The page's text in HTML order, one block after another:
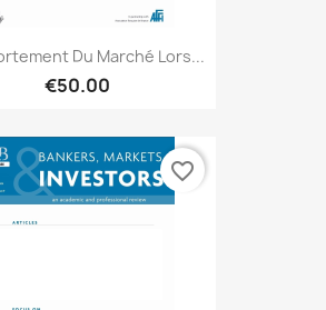
Du Marché Lors...
€50.00
favorite_border